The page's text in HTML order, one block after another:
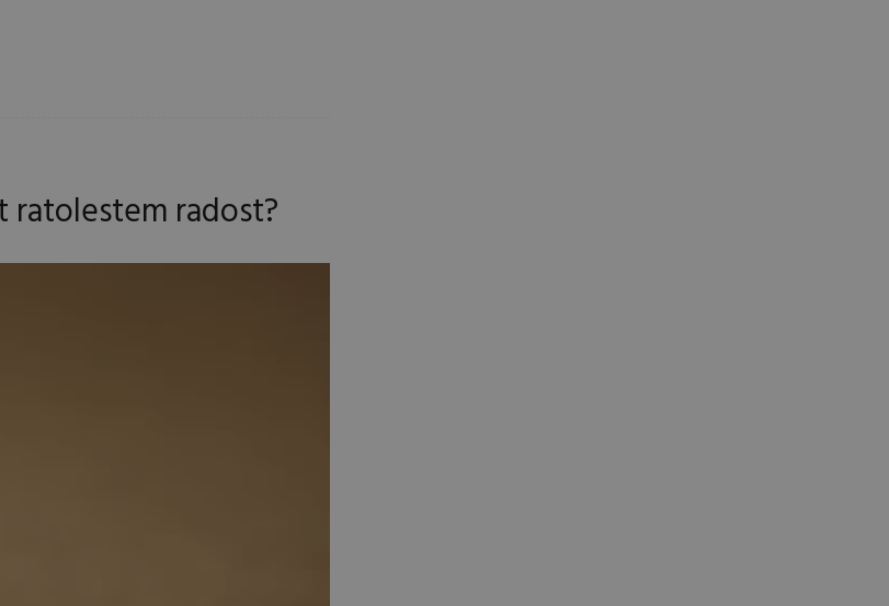
ratolestem radost?